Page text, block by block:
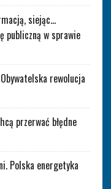
siejąc…
publiczną w sprawie
rewolucja
przerwać błędne
Polska energetyka